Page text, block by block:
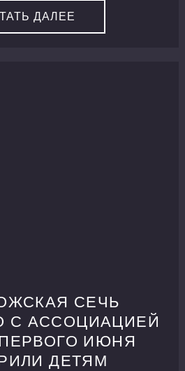
ДАЛЕЕ
СЕЧЬ
С АССОЦИАЦИЕЙ
ИЮНЯ
ДЕТЯМ